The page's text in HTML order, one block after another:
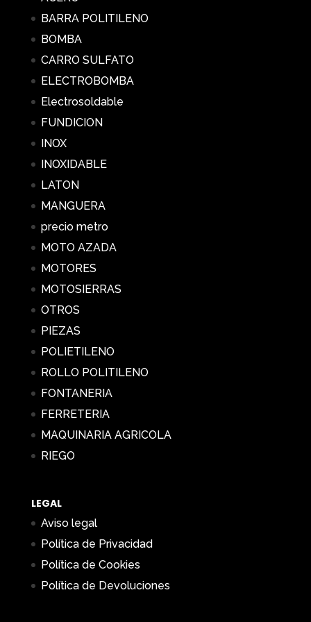
BARRA POLITILENO
BOMBA
CARRO SULFATO
ELECTROBOMBA
Electrosoldable
FUNDICION
INOX
INOXIDABLE
LATON
MANGUERA
precio metro
MOTO AZADA
MOTORES
MOTOSIERRAS
OTROS
PIEZAS
POLIETILENO
ROLLO POLITILENO
FONTANERIA
FERRETERIA
MAQUINARIA AGRICOLA
RIEGO
LEGAL
Aviso legal
Política de Privacidad
Política de Cookies
Política de Devoluciones